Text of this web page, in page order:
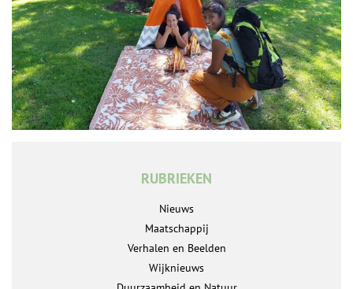
RUBRIEKEN
Nieuws
Maatschappij
Verhalen en Beelden
Wijknieuws